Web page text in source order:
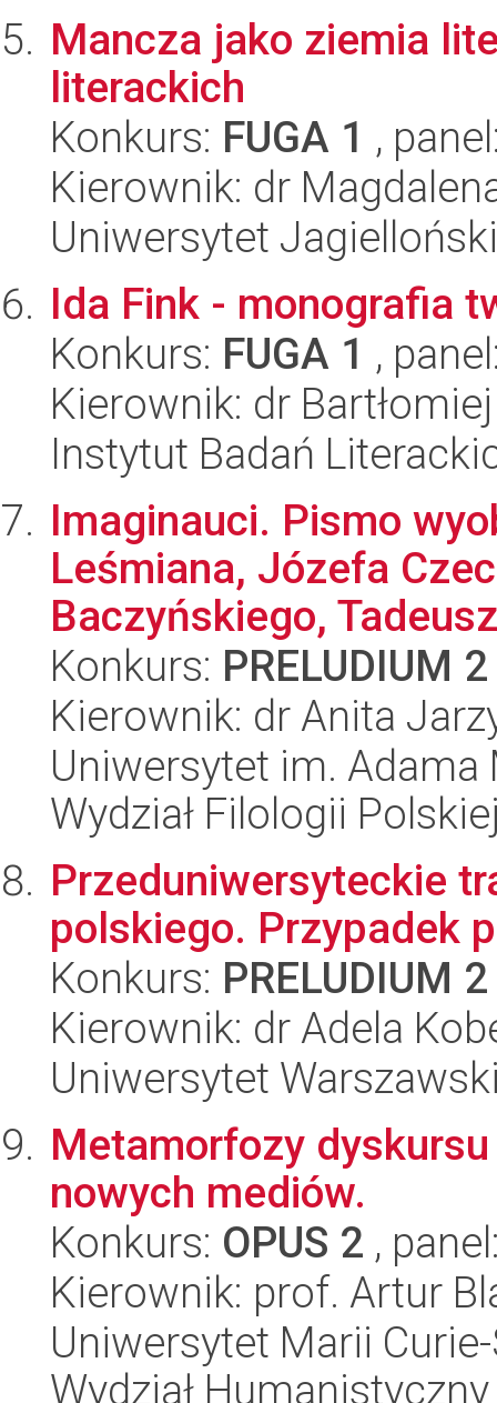
Mancza jako ziemia
literackich
Konkurs: FUGA 1 ,
Kierownik: dr
Uniwersytet
Ida Fink - monografia
Konkurs: FUGA 1 ,
Kierownik: dr
Instytut Badań
Imaginauci. Pismo
Leśmiana, Józefa
Baczyńskiego,
Konkurs: PRELUDIUM 2
Kierownik: dr Anita
Uniwersytet im.
Wydział Filologii
Przeduniwersyteckie
polskiego. Przypadek
Konkurs: PRELUDIUM 2
Kierownik: dr Adela
Uniwersytet
Metamorfozy
nowych mediów.
Konkurs: OPUS 2 ,
Kierownik: prof. Artur
Uniwersytet Marii
Wydział Humanistyczny